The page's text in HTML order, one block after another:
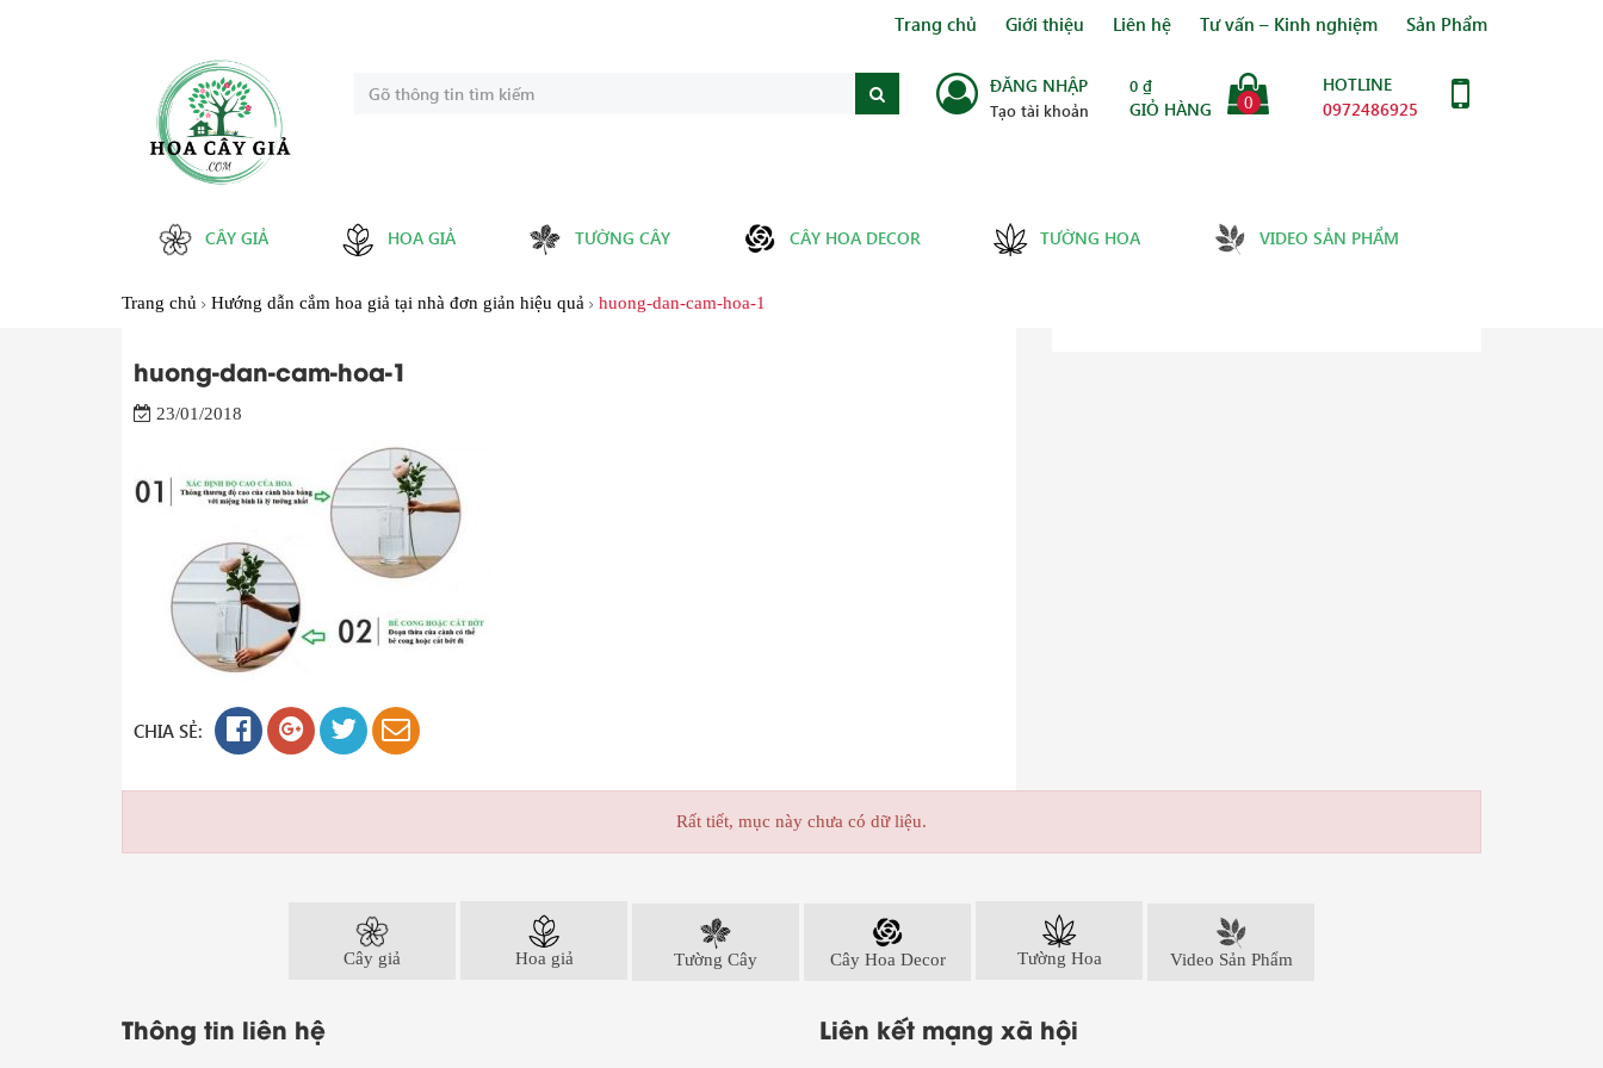
Trang chủ Giới thiệu Liên hệ Tư vấn – Kinh nghiệm Sản Phẩm
ĐĂNG NHẬP
Tạo tài khoản
0 ₫
GIỎ HÀNG 0
HOTLINE
0972486925
CÂY GIẢ HOA GIẢ TƯỜNG CÂY CÂY HOA DECOR TƯỜNG HOA VIDEO SẢN PHẨM
Trang chủ Hướng dẫn cắm hoa giả tại nhà đơn giản hiệu quả huong-dan-cam-hoa-1
huong-dan-cam-hoa-1
23/01/2018
CHIA SẺ:
Rất tiết, mục này chưa có dữ liệu.
Cây giả Hoa giả Tường Cây Cây Hoa Decor Tường Hoa Video Sản Phẩm
Thông tin liên hệ Liên kết mạng xã hội